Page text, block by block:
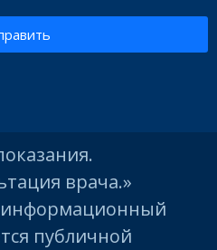
врача.»
публичной